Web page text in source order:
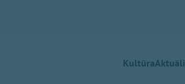
KultūraAktuāli